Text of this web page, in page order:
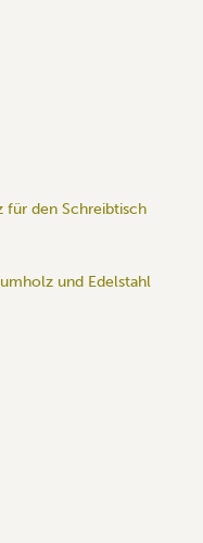
für den Schreibtisch